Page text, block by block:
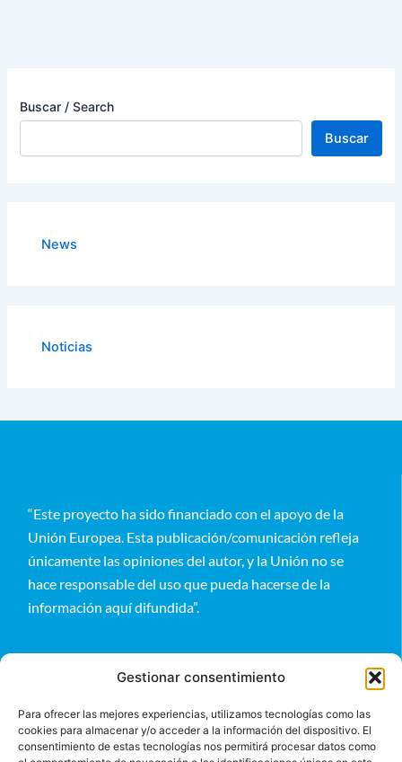
Gestionar consentimiento
Para ofrecer las mejores experiencias, utilizamos tecnologías como las
cookies para almacenar y/o acceder a la información del dispositivo. El
consentimiento de estas tecnologías nos permitirá procesar datos como
Buscar / Search
Buscar
News
Noticias
“Este proyecto ha sido financiado con el apoyo de la
Unión Europea. Esta publicación/comunicación refleja
únicamente las opiniones del autor, y la Unión no se
hace responsable del uso que pueda hacerse de la
información aquí difundida”.
Entérate